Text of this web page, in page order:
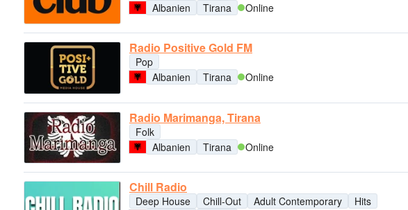
Albanien
Tirana Online
Radio Positive Gold FM
Pop
Albanien
Tirana Online
Radio Marimanga, Tirana
Folk
Albanien
Tirana Online
Chill Radio
Deep House Chill-Out Adult Contemporary
Hits